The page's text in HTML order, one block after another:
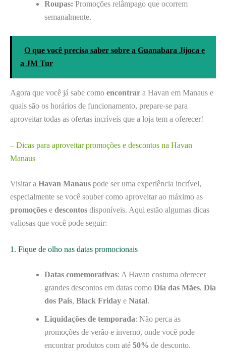
Roupas: Promoções relâmpago que ocorrem
semanalmente.
O que você precisa saber sobre a Guanabara Jijoca e
a JM Tur
Agora que você já sabe como encontrar a Havan em Manaus e
quais são os horários de funcionamento, prepare-se para
aproveitar todas as ofertas incríveis que a loja tem a oferecer!
– Dicas para aproveitar promoções e descontos na Havan
Manaus
Visitar a Havan Manaus pode ser uma experiência incrível,
especialmente se você souber como aproveitar ao máximo as
promoções e descontos disponíveis. Aqui estão algumas dicas
valiosas que você pode seguir:
1. Fique de olho nas datas promocionais
Datas comemorativas: A Havan costuma oferecer
grandes descontos em datas como Dia das Mães, Dia
dos Pais, Black Friday e Natal.
Liquidações de temporada: Não perca as
promoções de verão e inverno, onde você pode
encontrar produtos com até 50% de desconto.